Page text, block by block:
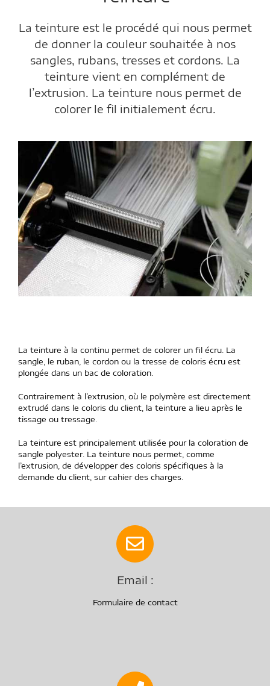
La teinture est le procédé qui nous permet
de donner la couleur souhaitée à nos
sangles, rubans, tresses et cordons. La
teinture vient en complément de
l’extrusion. La teinture nous permet de
colorer le fil initialement écru.
La teinture à la continu permet de colorer un fil écru. La
sangle, le ruban, le cordon ou la tresse de coloris écru est
plongée dans un bac de coloration.
Contrairement à l’extrusion, où le polymère est directement
extrudé dans le coloris du client, la teinture a lieu après le
tissage ou tressage.
La teinture est principalement utilisée pour la coloration de
sangle polyester. La teinture nous permet, comme
l’extrusion, de développer des coloris spécifiques à la
demande du client, sur cahier des charges.
Email :
Formulaire de contact